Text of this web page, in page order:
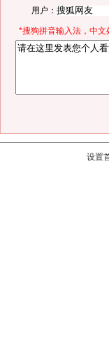
用户：
*搜狗拼音输入法，中文
设置